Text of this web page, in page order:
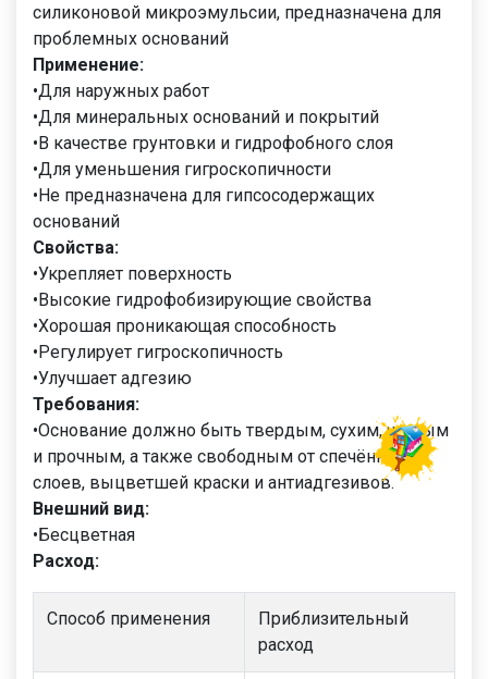
силиконовой микроэмульсии, предназначена для
проблемных оснований
Применение:
•Для наружных работ
•Для минеральных оснований и покрытий
•В качестве грунтовки и гидрофобного слоя
•Для уменьшения гигроскопичности
•Не предназначена для гипсосодержащих
оснований
Свойства:
•Укрепляет поверхность
•Высокие гидрофобизирующие свойства
•Хорошая проникающая способность
•Регулирует гигроскопичность
•Улучшает адгезию
Требования:
•Основание должно быть твердым, сухим, чистым
и прочным, а также свободным от спечённых
слоев, выцветшей краски и антиадгезивов.
Внешний вид:
•Бесцветная
Расход:
Способ применения
Приблизительный
расход